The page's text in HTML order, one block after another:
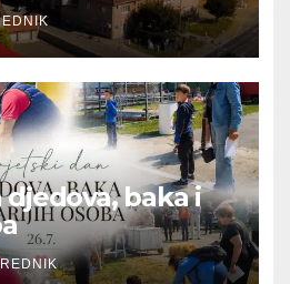
baka i